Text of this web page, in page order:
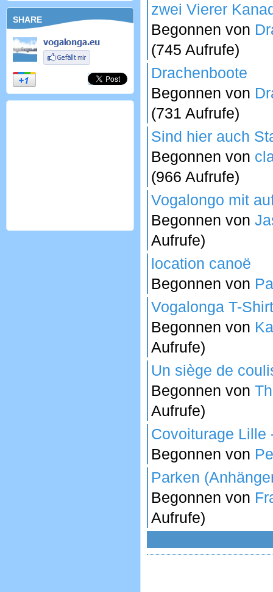
SHARE
zwei Vierer
Begonnen von
(745 Aufrufe)
Drachenboote
Begonnen von
(731 Aufrufe)
Sind hier auch
Begonnen von
(966 Aufrufe)
Vogalongo mit
Begonnen von
Aufrufe)
location canoë
Begonnen von
Vogalonga T-Shirt
Begonnen von
Aufrufe)
Un siège de
Begonnen von
Aufrufe)
Covoiturage Lille
Begonnen von
Parken
Begonnen von
Aufrufe)